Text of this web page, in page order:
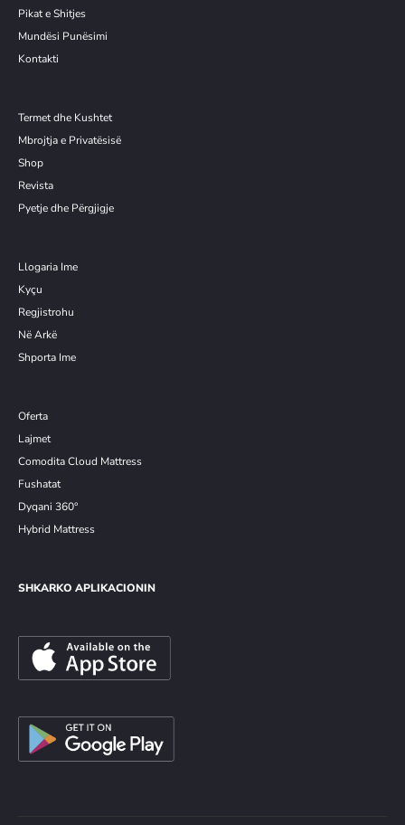
Pikat e Shitjes
Mundësi Punësimi
Kontakti
Termet dhe Kushtet
Mbrojtja e Privatësisë
Shop
Revista
Pyetje dhe Përgjigje
Llogaria Ime
Kyçu
Regjistrohu
Në Arkë
Shporta Ime
Oferta
Lajmet
Comodita Cloud Mattress
Fushatat
Dyqani 360°
Hybrid Mattress
SHKARKO APLIKACIONIN